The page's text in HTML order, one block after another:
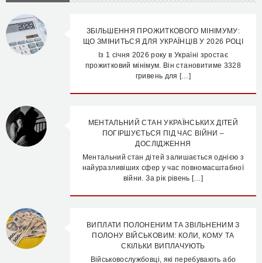
ЗБІЛЬШЕННЯ ПРОЖИТКОВОГО МІНІМУМУ:
ЩО ЗМІНИТЬСЯ ДЛЯ УКРАЇНЦІВ У 2026 РОЦІ
Із 1 січня 2026 року в Україні зростає
прожитковий мінімум. Він становитиме 3328
гривень для […]
МЕНТАЛЬНИЙ СТАН УКРАЇНСЬКИХ ДІТЕЙ
ПОГІРШУЄТЬСЯ ПІД ЧАС ВІЙНИ –
ДОСЛІДЖЕННЯ
Ментальний стан дітей залишається однією з
найуразливіших сфер у час повномасштабної
війни. За рік рівень […]
ВИПЛАТИ ПОЛОНЕНИМ ТА ЗВІЛЬНЕНИМ З
ПОЛОНУ ВІЙСЬКОВИМ: КОЛИ, КОМУ ТА
СКІЛЬКИ ВИПЛАЧУЮТЬ
Військовослужбовці, які перебувають або